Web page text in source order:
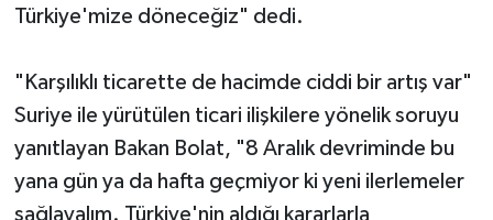
Türkiye'mize döneceğiz" dedi.
"Karşılıklı ticarette de hacimde ciddi bir artış var"
Suriye ile yürütülen ticari ilişkilere yönelik soruyu
yanıtlayan Bakan Bolat, "8 Aralık devriminde bu
yana gün ya da hafta geçmiyor ki yeni ilerlemeler
sağlayalım. Türkiye'nin aldığı kararlarla